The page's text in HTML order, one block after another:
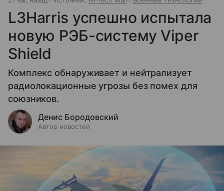
L3Harris успешно испытала
новую РЭБ-систему Viper
Shield
Комплекс обнаруживает и нейтрализует
радиолокационные угрозы без помех для
союзников.
Денис Бородовский
Автор новостей